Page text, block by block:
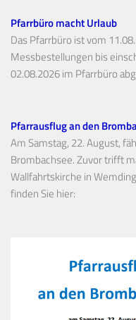
Pfarrbüro macht Urlaub
Das Pfarrbüro ist vom
Messbestellungen bis
02.08.2026 im Pfarrbüro
Pfarrausflug an den
Am Samstag, 22. August,
Brombachsee. Zuvor trifft
Wallfahrtskirche in
finden Sie hier: